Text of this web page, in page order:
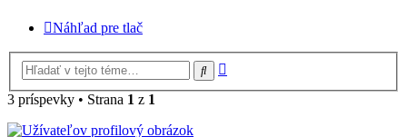
Náhľad pre tlač
Hľadať
3 príspevky • Strana 1 z 1